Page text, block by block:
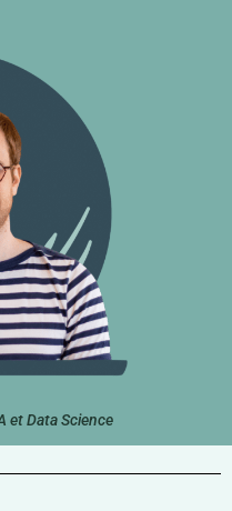
et Data Science